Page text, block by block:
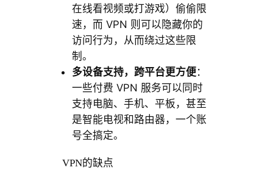
在线看视频或打游戏）偷偷限
速，而 VPN 则可以隐藏你的
访问行为，从而绕过这些限
制。
多设备支持，跨平台更方便 ：
一些付费 VPN 服务可以同时
支持电脑、手机、平板，甚至
是智能电视和路由器，一个账
号全搞定。
VPN的缺点